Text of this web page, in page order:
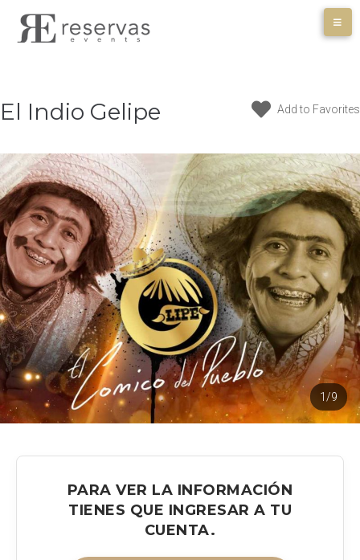
El Indio Gelipe Add to Favorites
1/9
PARA VER LA INFORMACIÓN
TIENES QUE INGRESAR A TU
CUENTA.